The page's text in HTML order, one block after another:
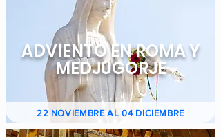
22 NOVIEMBRE AL 04 DICIEMBRE
ADVIENTO EN ROMA Y
MEDJUGORJE